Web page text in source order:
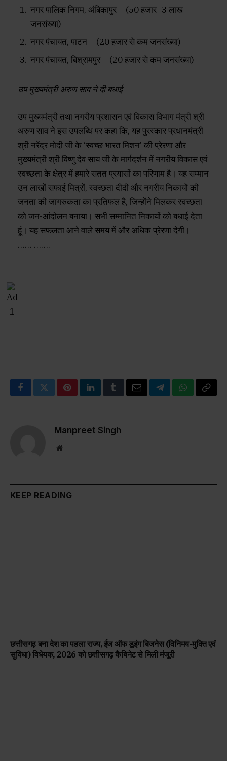
नगर पालिक निगम, अंबिकापुर – (50 हजार–3 लाख
जनसंख्या)
नगर पंचायत, पाटन – (20 हजार से कम जनसंख्या)
नगर पंचायत, बिश्रामपुर – (20 हजार से कम जनसंख्या)
उप मुख्यमंत्री अरुण साव ने दी बधाई
उप मुख्यमंत्री तथा नगरीय प्रशासन एवं विकास विभाग मंत्री श्री
अरुण साव ने इस उपलब्धि पर कहा कि, यह पुरस्कार प्रधानमंत्री
श्री नरेंद्र मोदी जी के ‘स्वच्छ भारत मिशन’ की प्रेरणा और
मुख्यमंत्री श्री विष्णु देव साय जी के मार्गदर्शन में नगरीय विकास एवं
स्वच्छता के क्षेत्र में हमारे सतत प्रयासों का परिणाम है। यह सम्मान
उन लाखों सफाई मित्रों, स्वच्छता दीदी और नगरीय निकायों की
जनता की जागरुकता का प्रतिफल है, जिन्होंने मिलकर स्वच्छता
को जन-आंदोलन बनाया। सभी सम्मानित निकायों को बधाई देता
हूं। यह सफलता आने वाले समय में और अधिक प्रेरणा देगी।
…… …….
FacebookTwitterPinterestLinkedInTumblrEmailTelegramWhatsApp
Copy
Manpreet Singh
Website
KEEP READING
छत्तीसगढ़ बना देश का पहला राज्य, ईज ऑफ डूइंग बिजनेस (विनिमय-मुक्ति एवं
सुविधा) विधेयक, 2026 को छत्तीसगढ़ कैबिनेट से मिली मंजूरी